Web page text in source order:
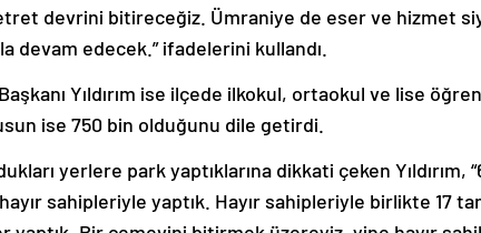
devrini bitireceğiz. Ümraniye de eser ve hizmet
devam edecek.” ifadelerini kullandı.
Yıldırım ise ilçede ilkokul, ortaokul ve lise
ise 750 bin olduğunu dile getirdi.
yerlere park yaptıklarına dikkati çeken Yıldırım,
sahipleriyle yaptık. Hayır sahipleriyle birlikte 17